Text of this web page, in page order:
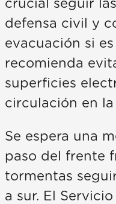
crucial seguir
defensa civil y
evacuación si
recomienda
superficies
circulación en
Se espera una
paso del frente
tormentas
a sur. El